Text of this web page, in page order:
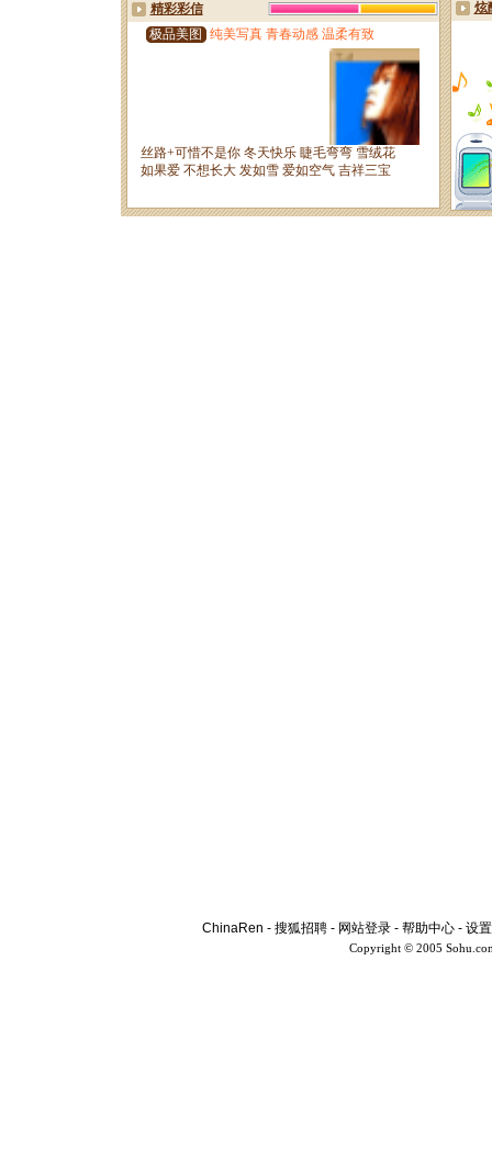
ChinaRen - 搜狐招聘 - 网站登录 - 帮助中心 - 设
Copyright © 2005